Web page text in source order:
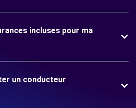
incluses pour ma
un conducteur